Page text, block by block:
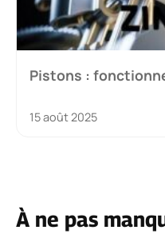
Pistons :
15 août 2025
À ne pas